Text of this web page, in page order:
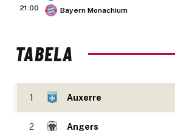
21:00
Bayern Monachium
TABELA
1 Auxerre
2 Angers